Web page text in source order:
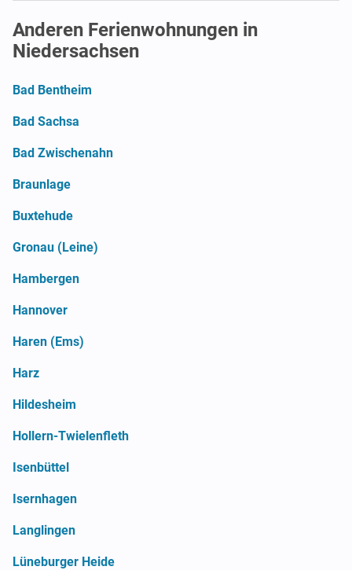
Anderen Ferienwohnungen in
Niedersachsen
Bad Bentheim
Bad Sachsa
Bad Zwischenahn
Braunlage
Buxtehude
Gronau (Leine)
Hambergen
Hannover
Haren (Ems)
Harz
Hildesheim
Hollern-Twielenfleth
Isenbüttel
Isernhagen
Langlingen
Lüneburger Heide